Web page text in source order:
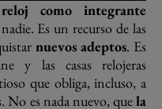
como integrante
Es un recurso de las
nuevos adeptos. Es
y las casas relojeras
que obliga, incluso, a
No es nada nuevo, quela